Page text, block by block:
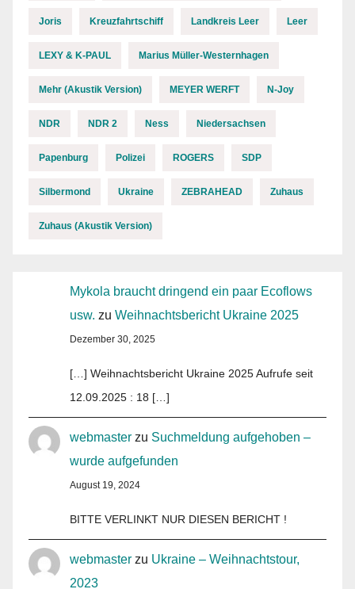
Joris Kreuzfahrtschiff Landkreis Leer Leer
LEXY & K-PAUL Marius Müller-Westernhagen
Mehr (Akustik Version) MEYER WERFT N-Joy
NDR NDR 2 Ness Niedersachsen
Papenburg Polizei ROGERS SDP
Silbermond Ukraine ZEBRAHEAD Zuhaus
Zuhaus (Akustik Version)
Mykola braucht dringend ein paar Ecoflows
usw. zu Weihnachtsbericht Ukraine 2025
Dezember 30, 2025
[…] Weihnachtsbericht Ukraine 2025 Aufrufe seit
12.09.2025 : 18 […]
webmaster zu Suchmeldung aufgehoben –
wurde aufgefunden
August 19, 2024
BITTE VERLINKT NUR DIESEN BERICHT !
webmaster zu Ukraine – Weihnachtstour,
2023